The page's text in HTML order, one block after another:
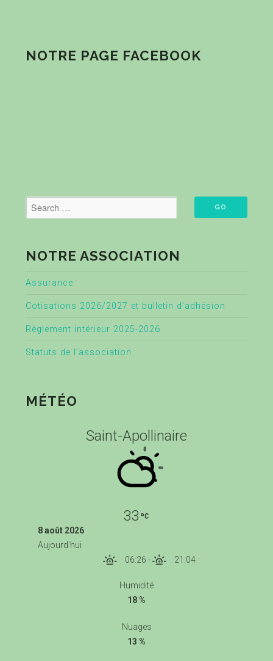
NOTRE PAGE FACEBOOK
NOTRE ASSOCIATION
Assurance
Cotisations 2026/2027 et bulletin d’adhésion
Règlement intérieur 2025-2026
Statuts de l’association
MÉTÉO
Saint-Apollinaire
33
8 août 2026
Aujourd'hui
06:26 - 21:04
Humidité
18 %
Nuages
13 %